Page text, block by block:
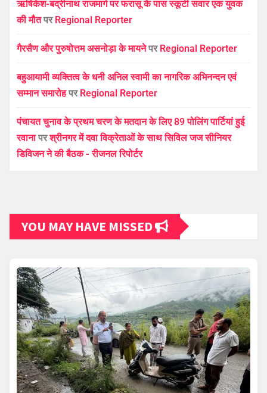
ऋषिकेश-बद्रीनाथ राजमार्ग पर फरासू के पास स्कूटी सवार एक युवक
की मौतपर Regional Reporter
गैरसैण और पुरुषोत्तम असनोड़ा के मायनेपर Regional Reporter
बहुआयामी व्यक्तित्व के धनी अनिल स्वामी का नागरिक अभिनन्दन एवं
सम्मान समारोहपर Regional Reporter
पंचायत चुनाव के प्रथम चरण के मतदान के लिए 89 पोलिंग पार्टियां हुई
रवानापरश्रीनगर में दवा विक्रेताओं के साथ सिविल जज सीनियर
डिविजन ने की बैठक - रीजनल रिपोर्टर
YOU MAY HAVE MISSED